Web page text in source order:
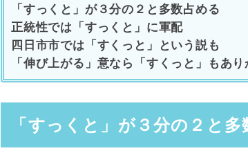
「すっくと」が３分の２と多数占める
正統性では「すっくと」に軍配
四日市市では「すくっと」という説も
「伸び上がる」意なら「すくっと」もあり
「すっくと」が３分の２と多